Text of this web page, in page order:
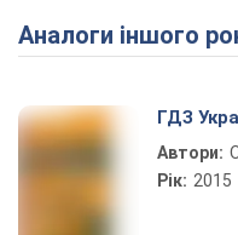
Аналоги іншого
ГДЗ
Автори:
Рік: 2015